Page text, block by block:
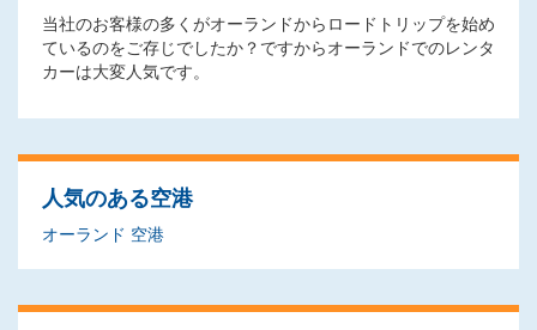
当社のお客様の多くがオーランドからロードトリップを始め
ているのをご存じでしたか？ですからオーランドでのレンタ
カーは大変人気です。
人気のある空港
オーランド 空港